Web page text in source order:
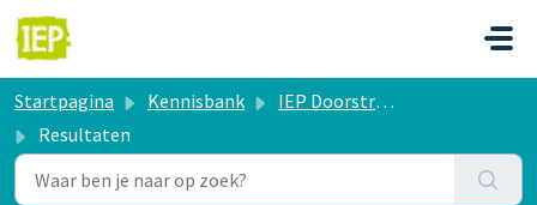
Doorgaan naar hoofdinhoud
Startpagina Kennisbank
IEP Doorstroomtoets
Resultaten